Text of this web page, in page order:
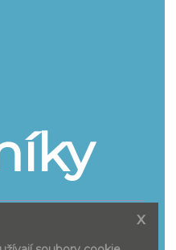
řízení
x